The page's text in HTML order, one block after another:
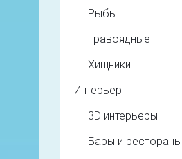
Рыбы
Травоядные
Хищники
Интерьер
3D интерьеры
Бары и рестораны